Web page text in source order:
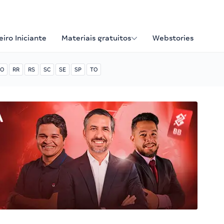
Iniciante Materiais gratuitos Webstories
RR RS SC SE SP TO